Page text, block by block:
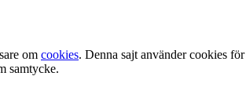
om cookies. Denna sajt använder cookies för
samtycke.